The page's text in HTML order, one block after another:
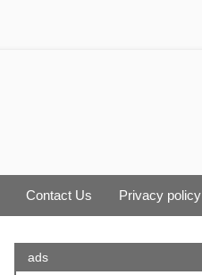
Contact Us Privacy policy
ads